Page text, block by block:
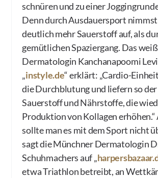
schnüren und zu einer
Denn durch Ausdauersport
deutlich mehr Sauerstoff auf, als
gemütlichen Spaziergang. Das
Dermatologin Kanchanapoomi
„instyle.de“ erklärt: „Cardio-
die Durchblutung und liefern so
Sauerstoff und Nährstoffe, die
Produktion von Kollagen
sollte man es mit dem Sport nicht
sagt die Münchner Dermatologin
Schuhmachers auf „
etwa Triathlon betreibt, an